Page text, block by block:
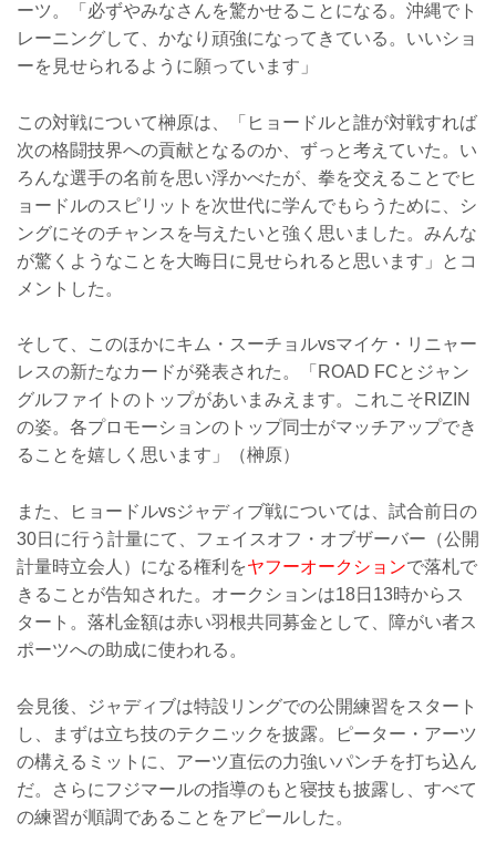
ーツ。「必ずやみなさんを驚かせることになる。沖縄でト
レーニングして、かなり頑強になってきている。いいショ
ーを見せられるように願っています」
この対戦について榊原は、「ヒョードルと誰が対戦すれば
次の格闘技界への貢献となるのか、ずっと考えていた。い
ろんな選手の名前を思い浮かべたが、拳を交えることでヒ
ョードルのスピリットを次世代に学んでもらうために、シ
ングにそのチャンスを与えたいと強く思いました。みんな
が驚くようなことを大晦日に見せられると思います」とコ
メントした。
そして、このほかにキム・スーチョルvsマイケ・リニャー
レスの新たなカードが発表された。「ROAD FCとジャン
グルファイトのトップがあいまみえます。これこそRIZIN
の姿。各プロモーションのトップ同士がマッチアップでき
ることを嬉しく思います」（榊原）
また、ヒョードルvsジャディブ戦については、試合前日の
30日に行う計量にて、フェイスオフ・オブザーバー（公開
計量時立会人）になる権利をヤフーオークションで落札で
きることが告知された。オークションは18日13時からス
タート。落札金額は赤い羽根共同募金として、障がい者ス
ポーツへの助成に使われる。
会見後、ジャディブは特設リングでの公開練習をスタート
し、まずは立ち技のテクニックを披露。ピーター・アーツ
の構えるミットに、アーツ直伝の力強いパンチを打ち込ん
だ。さらにフジマールの指導のもと寝技も披露し、すべて
の練習が順調であることをアピールした。